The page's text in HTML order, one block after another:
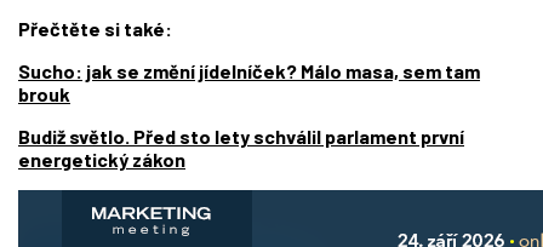
Přečtěte si také:
Sucho: jak se změní jídelníček? Málo masa, sem tam
brouk
Budiž světlo. Před sto lety schválil parlament první
energetický zákon